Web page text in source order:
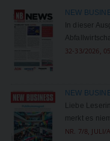
NEW
In dieser
32-33/2026,
NEW
Liebe
merkt es
NR. 7/8, JULI/